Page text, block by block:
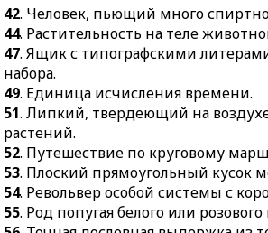
очень тонким и острым
клинком.
42.Человек, пьющий
много спиртного.
44.Растительность на
теле животного.
47.Ящик с
типографскими
литерами для ручного
набора.
дерева.
39.
41.Часть
которой
плод.
42. Человек, пьющий много
44. Растительность на теле
47. Ящик с типографскими
набора.
49. Единица исчисления времени.
51. Липкий, твердеющий на
растений.
52. Путешествие по круговому
53. Плоский прямоугольный кусок
54. Револьвер особой системы с
55. Род попугая белого или розового